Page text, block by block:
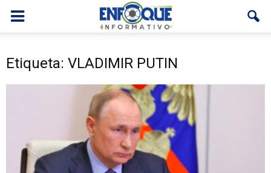
Etiqueta: VLADIMIR PUTIN